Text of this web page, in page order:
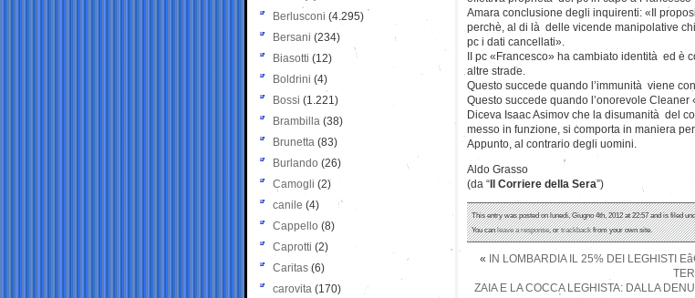
Amara conclusione degli inquirenti: «Il
perchè, al di là delle vicende manipolative
pc i dati cancellati».
II pc «Francesco» ha cambiato identità ed è
altre strade.
Questo succede quando l’immunità viene
Questo succede quando l’onorevole
Diceva Isaac Asimov che la disumanità del
messo in funzione, si comporta in maniera
Appunto, al contrario degli uomini.
Aldo Grasso
(da “ Il Corriere della Sera”)
This entry was posted on lunedì, Giugno 4th, 2012 at 22:57 and is filed
You canleave a response, ortrackbackfrom your own site.
«
IN LOMBARDIA IL 25% DEI LEGHISTI
ZAIA E LA COCCA LEGHISTA: DALLA
Berlusconi (4.295)
Bersani (234)
Biasotti (12)
Boldrini (4)
Bossi (1.221)
Brambilla (38)
Brunetta (83)
Burlando (26)
Camogli (2)
canile (4)
Cappello (8)
Caprotti (2)
Caritas (6)
carovita (170)